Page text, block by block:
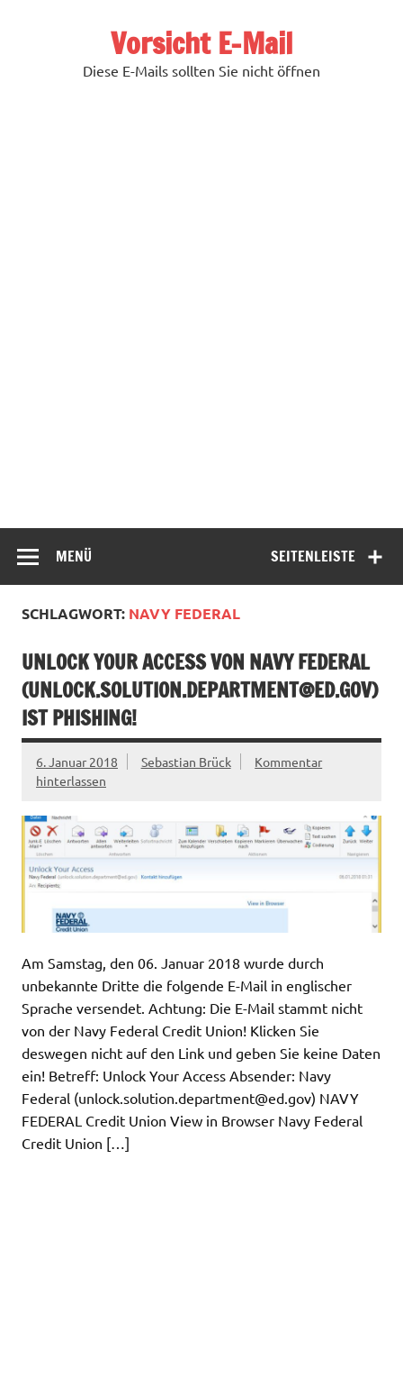
Vorsicht E-Mail
Diese E-Mails sollten Sie nicht öffnen
SEITENLEISTE
MENÜ
SCHLAGWORT: NAVY FEDERAL
UNLOCK YOUR ACCESS VON NAVY FEDERAL
(UNLOCK.SOLUTION.DEPARTMENT@ED.GOV)
IST PHISHING!
6. Januar 2018 Sebastian Brück
Kommentar
hinterlassen
Am Samstag, den 06. Januar 2018 wurde durch
unbekannte Dritte die folgende E-Mail in englischer
Sprache versendet. Achtung: Die E-Mail stammt nicht
von der Navy Federal Credit Union! Klicken Sie
deswegen nicht auf den Link und geben Sie keine Daten
ein! Betreff: Unlock Your Access Absender: Navy
Federal (unlock.solution.department@ed.gov) NAVY
FEDERAL Credit Union View in Browser Navy Federal
Credit Union […]